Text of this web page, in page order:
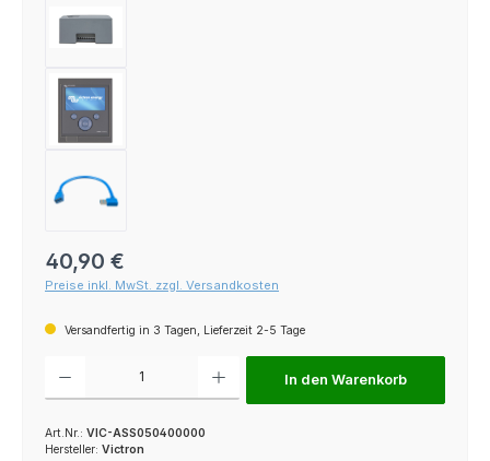
Regulärer Preis:
40,90 €
Preise inkl. MwSt. zzgl. Versandkosten
Versandfertig in 3 Tagen, Lieferzeit 2-5 Tage
Produkt Anzahl: Gib den gewünschten Wert ein oder benutze die
In den Warenkorb
Art.Nr.: VIC-ASS050400000
Hersteller: Victron